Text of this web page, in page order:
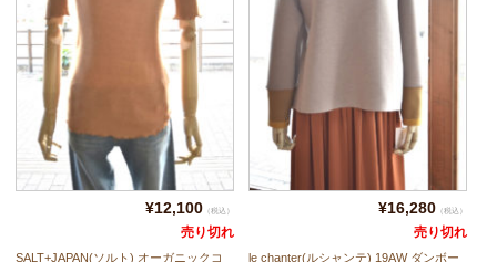
privacy
shop info
blog
contact
¥12,100 （税込）
売り切れ
SALT+JAPAN(ソルト) オーガニックコ
¥16,280（税込）
売り切れ
le chanter(ルシャンテ) 19AW ダンボー